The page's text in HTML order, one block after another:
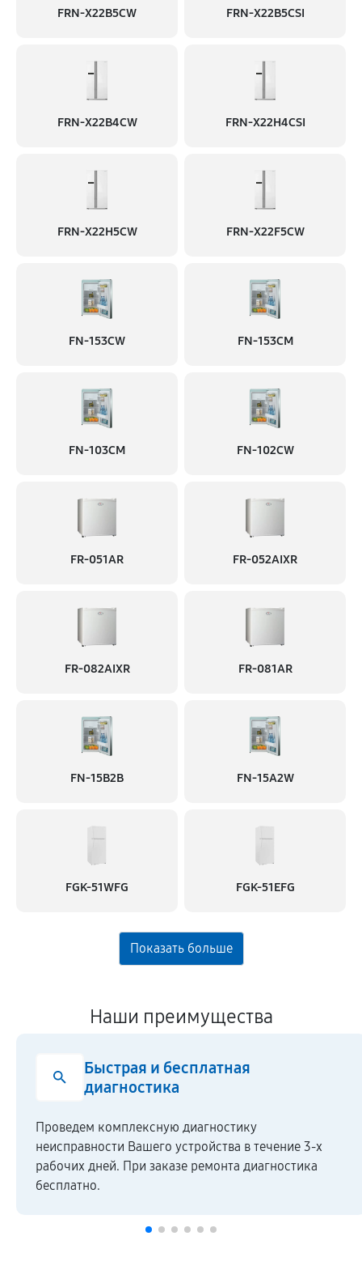
FRN-X22B5CW FRN-X22B5CSI
FRN-X22B4CW FRN-X22H4CSI
FRN-X22H5CW FRN-X22F5CW
FN-153CW FN-153CM
FN-103CM FN-102CW
FR-051AR FR-052AIXR
FR-082AIXR FR-081AR
FN-15B2B FN-15A2W
FGK-51WFG FGK-51EFG
Наши преимущества
Быстрая и бесплатная
диагностика
Проведем комплексную диагностику
неисправности Вашего устройства в течение 3-х
рабочих дней. При заказе ремонта диагностика
бесплатно.